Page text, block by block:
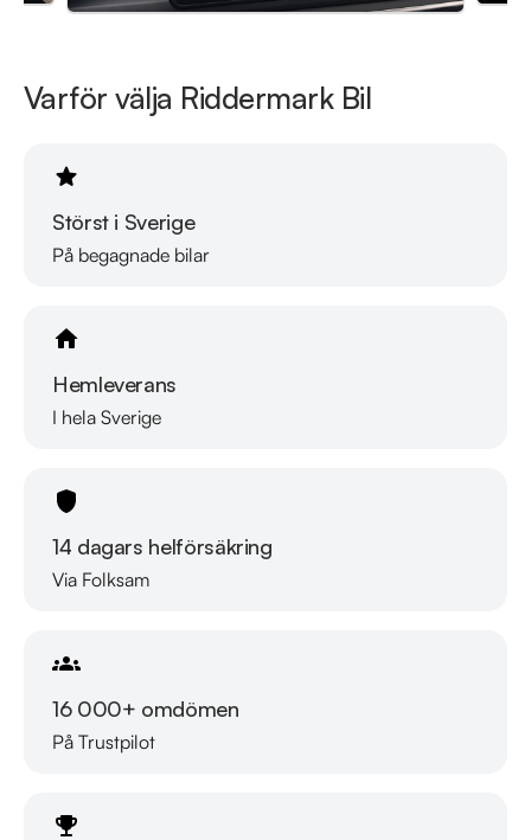
Varför välja Riddermark Bil
Störst i Sverige
På begagnade bilar
Hemleverans
I hela Sverige
14 dagars helförsäkring
Via Folksam
16 000+ omdömen
På Trustpilot